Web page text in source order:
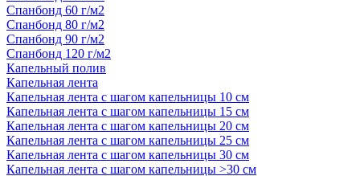
Спанбонд 60 г/м2
Спанбонд 80 г/м2
Спанбонд 90 г/м2
Спанбонд 120 г/м2
Капельный полив
Капельная лента
Капельная лента с шагом капельницы 10 см
Капельная лента с шагом капельницы 15 см
Капельная лента с шагом капельницы 20 см
Капельная лента с шагом капельницы 25 см
Капельная лента с шагом капельницы 30 см
Капельная лента с шагом капельницы >30 см